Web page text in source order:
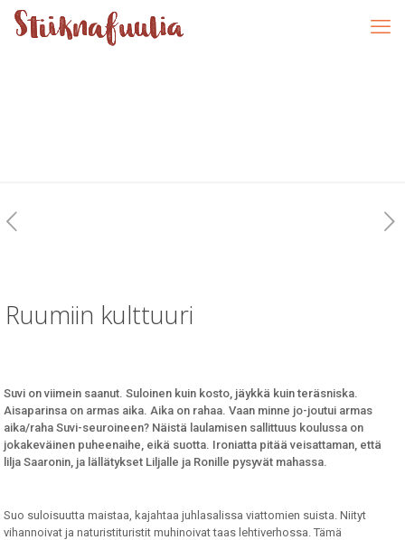
Ruumiin kulttuuri
Suvi on viimein saanut. Suloinen kuin kosto, jäykkä kuin teräsniska.
Aisaparinsa on armas aika. Aika on rahaa. Vaan minne jo-joutui armas
aika/raha Suvi-seuroineen? Näistä laulamisen sallittuus koulussa on
jokakeväinen puheenaihe, eikä suotta. Ironiatta pitää veisattaman, että
lilja Saaronin, ja lällätykset Liljalle ja Ronille pysyvät mahassa.
Suo suloisuutta maistaa, kajahtaa juhlasalissa viattomien suista. Niityt
vihannoivat ja naturistituristit muhinoivat taas lehtiverhossa. Tämä